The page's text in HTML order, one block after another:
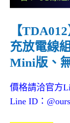
【
充放電線
Mini版、
價格請洽官方
Line ID：